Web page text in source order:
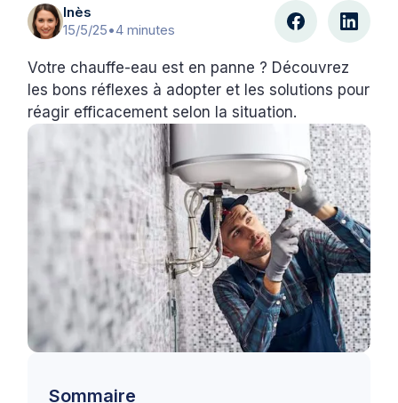
Inès
15/5/25•4 minutes
Votre chauffe-eau est en panne ? Découvrez
les bons réflexes à adopter et les solutions pour
réagir efficacement selon la situation.
Sommaire